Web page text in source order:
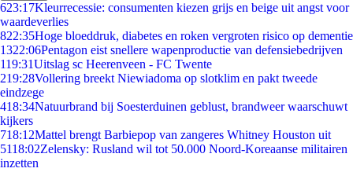
623:17Kleurrecessie: consumenten kiezen grijs en beige uit angst voor
waardeverlies
822:35Hoge bloeddruk, diabetes en roken vergroten risico op dementie
1322:06Pentagon eist snellere wapenproductie van defensiebedrijven
119:31Uitslag sc Heerenveen - FC Twente
219:28Vollering breekt Niewiadoma op slotklim en pakt tweede
eindzege
418:34Natuurbrand bij Soesterduinen geblust, brandweer waarschuwt
kijkers
718:12Mattel brengt Barbiepop van zangeres Whitney Houston uit
5118:02Zelensky: Rusland wil tot 50.000 Noord-Koreaanse militairen
inzetten